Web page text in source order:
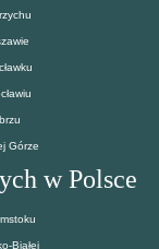
Górze
w Polsce
Białej